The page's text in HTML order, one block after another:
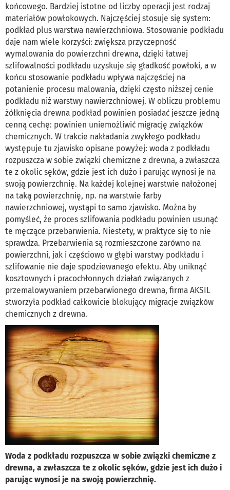
końcowego. Bardziej istotne od liczby operacji jest rodzaj
materiałów powłokowych. Najczęściej stosuje się system:
podkład plus warstwa nawierzchniowa. Stosowanie podkładu
daje nam wiele korzyści: zwiększa przyczepność
wymalowania do powierzchni drewna, dzięki łatwej
szlifowalności podkładu uzyskuje się gładkość powłoki, a w
końcu stosowanie podkładu wpływa najczęściej na
potanienie procesu malowania, dzięki często niższej cenie
podkładu niż warstwy nawierzchniowej. W obliczu problemu
żółknięcia drewna podkład powinien posiadać jeszcze jedną
cenną cechę: powinien uniemożliwić migrację związków
chemicznych. W trakcie nakładania zwykłego podkładu
występuje tu zjawisko opisane powyżej: woda z podkładu
rozpuszcza w sobie związki chemiczne z drewna, a zwłaszcza
te z okolic sęków, gdzie jest ich dużo i parując wynosi je na
swoją powierzchnię. Na każdej kolejnej warstwie nałożonej
na taką powierzchnię, np. na warstwie farby
nawierzchniowej, wystąpi to samo zjawisko. Można by
pomyśleć, że proces szlifowania podkładu powinien usunąć
te męczące przebarwienia. Niestety, w praktyce się to nie
sprawdza. Przebarwienia są rozmieszczone zarówno na
powierzchni, jak i częściowo w głębi warstwy podkładu i
szlifowanie nie daje spodziewanego efektu. Aby uniknąć
kosztownych i pracochłonnych działań związanych z
przemalowywaniem przebarwionego drewna, firma AKSIL
stworzyła podkład całkowicie blokujący migracje związków
chemicznych z drewna.
Woda z podkładu rozpuszcza w sobie związki chemiczne z
drewna, a zwłaszcza te z okolic sęków, gdzie jest ich dużo i
parując wynosi je na swoją powierzchnię.